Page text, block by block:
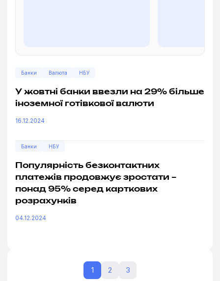
Банки Валюта НБУ
У жовтні банки ввезли на 29% більше
іноземної готівкової валюти
16.12.2024
Банки НБУ
Популярність безконтактних
платежів продовжує зростати –
понад 95% серед карткових
розрахунків
04.12.2024
1 2 3